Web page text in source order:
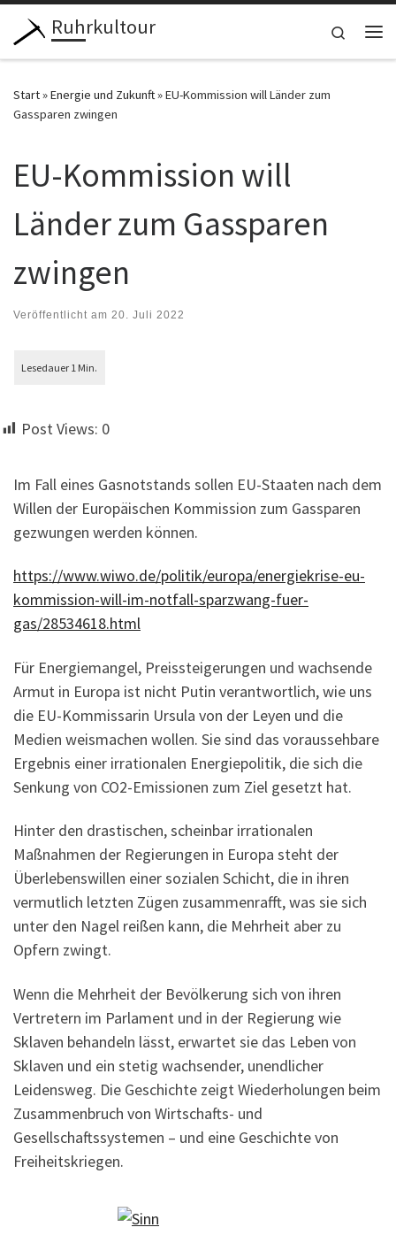
Zum Inhalt springen
Ruhrkultour
Search
Start»Energie und Zukunft»EU-Kommission will Länder zum
Gassparen zwingen
EU-Kommission will
Länder zum Gassparen
zwingen
Veröffentlicht am 20. Juli 2022
Post Views: 0
Im Fall eines Gasnotstands sollen EU-Staaten nach dem
Willen der Europäischen Kommission zum Gassparen
gezwungen werden können.
https://www.wiwo.de/politik/europa/energiekrise-eu-
kommission-will-im-notfall-sparzwang-fuer-
gas/28534618.html
Für Energiemangel, Preissteigerungen und wachsende
Armut in Europa ist nicht Putin verantwortlich, wie uns
die EU-Kommissarin Ursula von der Leyen und die
Medien weismachen wollen. Sie sind das voraussehbare
Ergebnis einer irrationalen Energiepolitik, die sich die
Senkung von CO2-Emissionen zum Ziel gesetzt hat.
Hinter den drastischen, scheinbar irrationalen
Maßnahmen der Regierungen in Europa steht der
Überlebenswillen einer sozialen Schicht, die in ihren
vermutlich letzten Zügen zusammenrafft, was sie sich
unter den Nagel reißen kann, die Mehrheit aber zu
Opfern zwingt.
Wenn die Mehrheit der Bevölkerung sich von ihren
Vertretern im Parlament und in der Regierung wie
Sklaven behandeln lässt, erwartet sie das Leben von
Sklaven und ein stetig wachsender, unendlicher
Leidensweg. Die Geschichte zeigt Wiederholungen beim
Zusammenbruch von Wirtschafts- und
Gesellschaftssystemen – und eine Geschichte von
Freiheitskriegen.